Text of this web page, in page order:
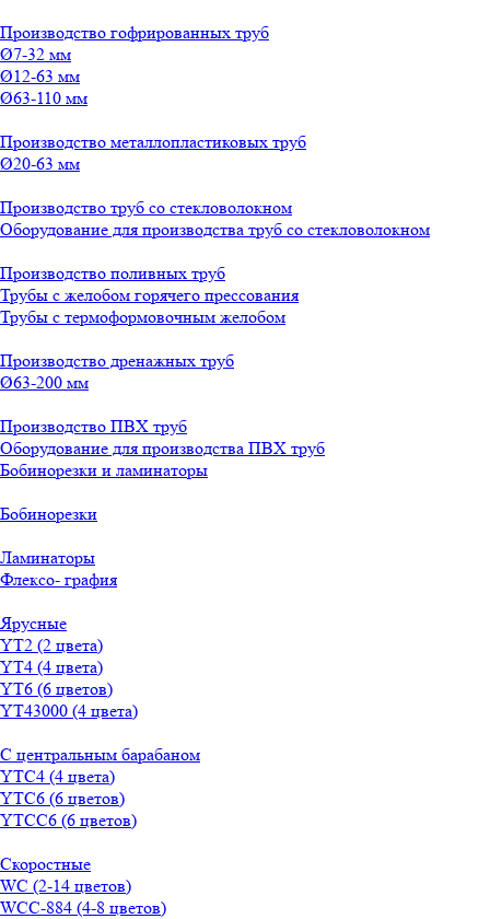
Производство гофрированных труб
Ø7-32 мм
Ø12-63 мм
Ø63-110 мм
Производство металлопластиковых труб
Ø20-63 мм
Производство труб со стекловолокном
Оборудование для производства труб со стекловолокном
Производство поливных труб
Трубы с желобом горячего прессования
Трубы с термоформовочным желобом
Производство дренажных труб
Ø63-200 мм
Производство ПВХ труб
Оборудование для производства ПВХ труб
Бобинорезки и ламинаторы
Бобинорезки
Ламинаторы
Флексо- графия
Ярусные
YT2 (2 цвета)
YT4 (4 цвета)
YT6 (6 цветов)
YT43000 (4 цвета)
С центральным барабаном
YТС4 (4 цвета)
YТС6 (6 цветов)
YТСC6 (6 цветов)
Скоростные
WС (2-14 цветов)
WСС-884 (4-8 цветов)